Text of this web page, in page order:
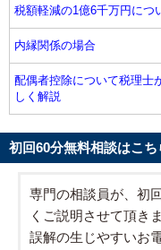
税額軽減の1億6千万円につ
内縁関係の場合
配偶者控除について税理士
しく解説
初回60分無料相談はこち
専門の相談員が、初
くご説明させて頂きま
誤解の生じやすいお